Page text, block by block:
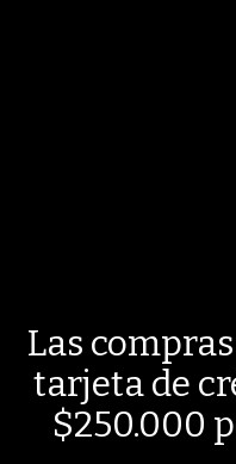
Las
tarjeta de
$250.000